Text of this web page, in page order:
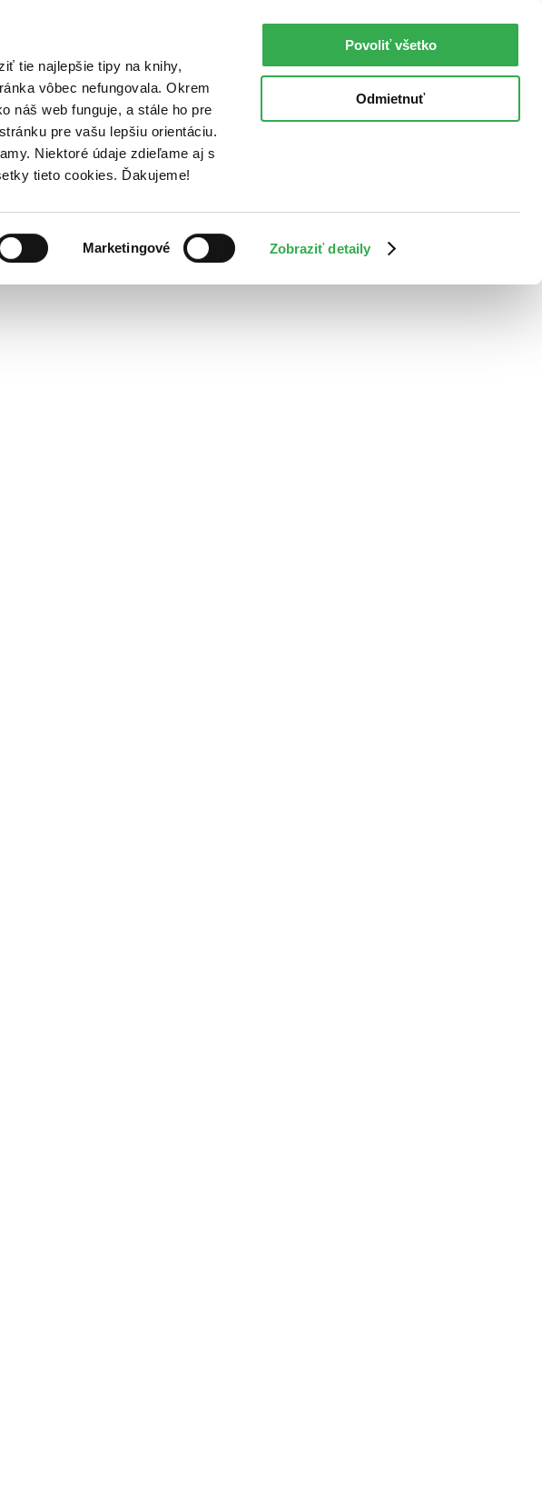
tie najlepšie tipy na knihy,
vôbec nefungovala. Okrem
náš web funguje, a stále ho pre
pre vašu lepšiu orientáciu.
Niektoré údaje zdieľame aj s
tieto cookies. Ďakujeme!
Marketingové Zobraziť detaily
Povoliť všetko
Odmietnuť